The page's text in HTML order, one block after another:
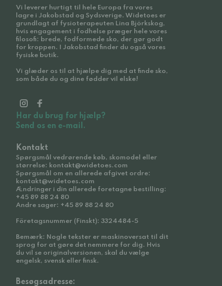
Vi leverer hurtigt til hele Europa fra vores
lagre i Jakobstad og Sydsverige. Widetoes er
grundlagt af fysioterapeuten Lina Björkskog,
hvis engagement i fodhelse præger hele vores
filosofi: brede, fodformede sko, der gør godt
for kroppen. I Jakobstad finder du også vores
fysiske butik.
Vi glæder os til at hjælpe dig med at finde sko,
som både du og dine fødder vil elske!
Har du brug for hjælp?
Send os en e-mail.
Kontakt
Spørgsmål vedrørende køb, skomodel eller
størrelse: kontakt@widetoes.com
Spørgsmål om en allerede afgivet ordre:
kontakt@widetoes.com
Ændringer i din allerede foretagne bestilling:
+45 89 88 24 80
Andre sager: +45 89 88 24 80
Företagsnummer (Finskt): 3324484-5
Bemærk: Nogle tekster er maskinoversat til dit
sprog for at gøre det nemmere for dig. Hvis
du vil se originalversionen, skal du vælge
engelsk, svensk eller finsk.
Besøgsadresse: